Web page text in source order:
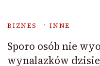
BIZNES INNE
Sporo osób nie
wynalazków